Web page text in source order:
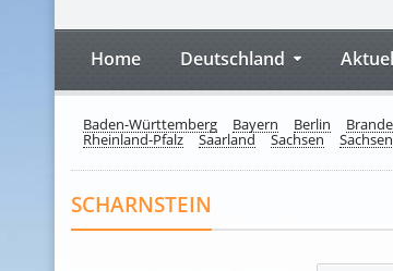
Home Deutschland
Baden-Württemberg Bayern Berlin
Rheinland-Pfalz Saarland Sachsen
SCHARNSTEIN